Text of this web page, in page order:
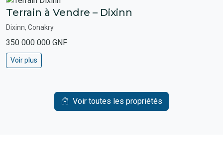
Terrain à Vendre – Dixinn
Dixinn, Conakry
350 000 000 GNF
Voir plus
Voir toutes les propriétés